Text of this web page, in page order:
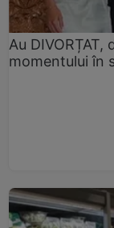
Au DIVORȚAT,
momentului în